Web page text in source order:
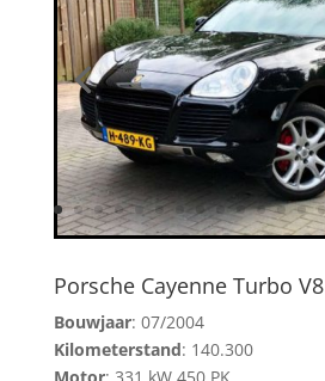
Porsche Cayenne Turbo V8
Bouwjaar: 07/2004
Kilometerstand: 140.300
Motor: 331 kW 450 PK